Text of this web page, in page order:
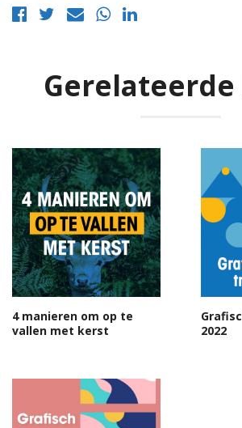
Gerelateerde
4 manieren om op te
vallen met kerst
2022